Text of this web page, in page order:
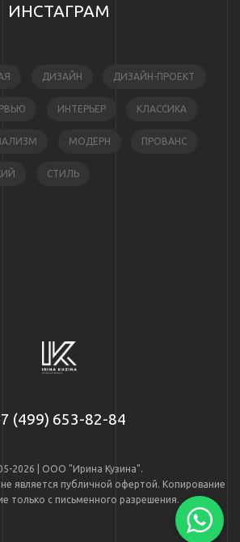
ИНСТАГРАМ
ДИЗАЙН ДИЗАЙН-ПРОЕКТ
ИНТЕРЬЕР КЛАССИКА
МОДЕРН ПРОВАНС
СТИЛЬ
(499) 653-82-84
2026 | ООО "Ирина Кузина".
является публичной офертой. Копирование
только с письменного разрешения.